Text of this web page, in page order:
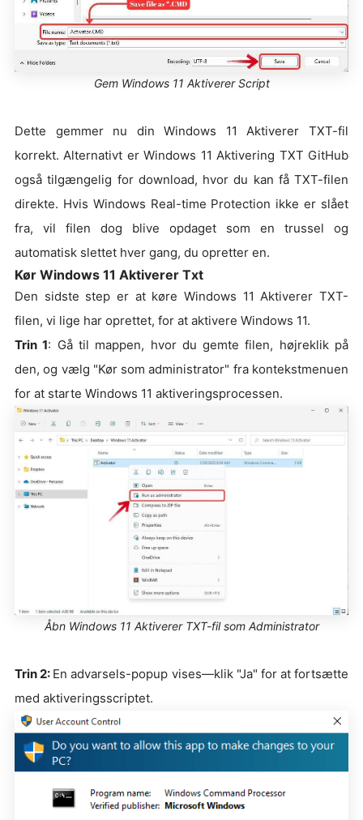
Gem Windows 11 Aktiverer Script
Dette gemmer nu din Windows 11 Aktiverer TXT-fil
korrekt. Alternativt er Windows 11 Aktivering TXT GitHub
også tilgængelig for download, hvor du kan få TXT-filen
direkte. Hvis Windows Real-time Protection ikke er slået
fra, vil filen dog blive opdaget som en trussel og
automatisk slettet hver gang, du opretter en.
Kør Windows 11 Aktiverer Txt
Den sidste step er at køre Windows 11 Aktiverer TXT-
filen, vi lige har oprettet, for at aktivere Windows 11.
Trin 1: Gå til mappen, hvor du gemte filen, højreklik på
den, og vælg "Kør som administrator" fra kontekstmenuen
for at starte Windows 11 aktiveringsprocessen.
Åbn Windows 11 Aktiverer TXT-fil som Administrator
Trin 2: En advarsels-popup vises—klik "Ja" for at fortsætte
med aktiveringsscriptet.